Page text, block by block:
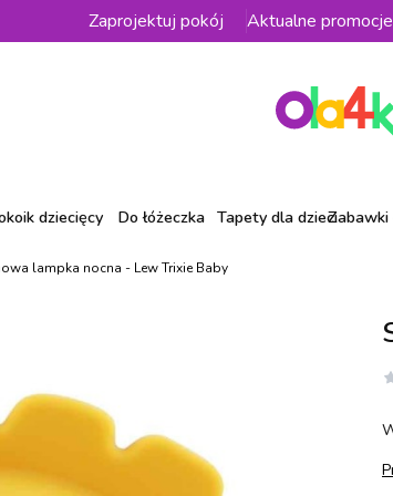
Zaprojektuj pokój Aktualne promocje
dziecięcy Do łóżeczka Tapety dla dzieciZabawki
lampka nocna - Lew Trixie Baby